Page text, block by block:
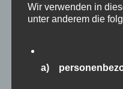
Besuch der
zu tragen.
wieder eine
haben die Möglichkeit,
Wir verwenden in
unter anderem die
a)